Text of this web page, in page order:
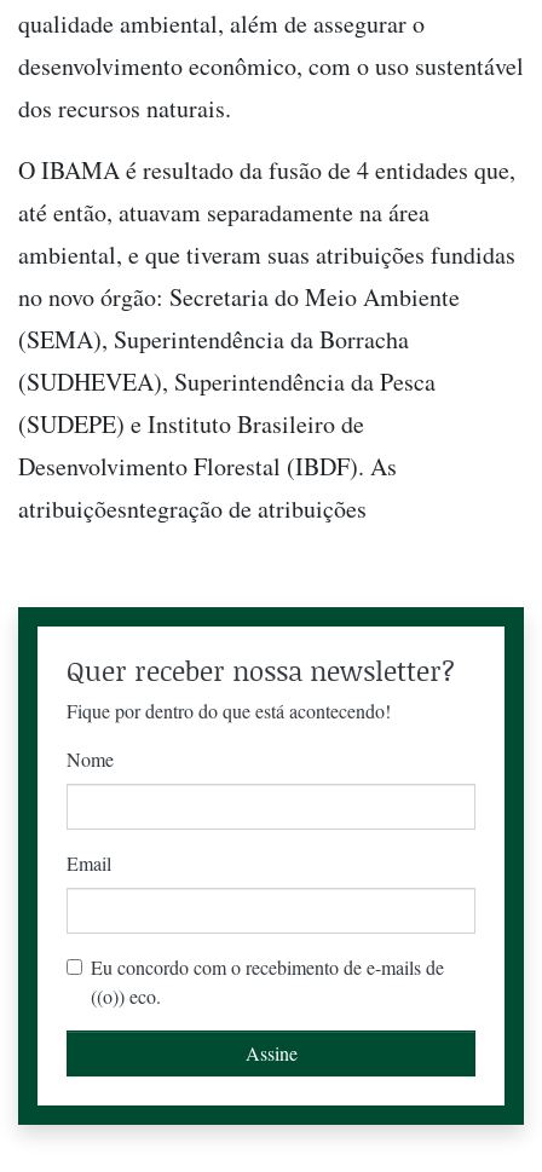
qualidade ambiental, além de assegurar o
desenvolvimento econômico, com o uso sustentável
dos recursos naturais.
O IBAMA é resultado da fusão de 4 entidades que,
até então, atuavam separadamente na área
ambiental, e que tiveram suas atribuições fundidas
no novo órgão: Secretaria do Meio Ambiente
(SEMA), Superintendência da Borracha
(SUDHEVEA), Superintendência da Pesca
(SUDEPE) e Instituto Brasileiro de
Desenvolvimento Florestal (IBDF). As
atribuiçõesntegração de atribuições
Quer receber nossa newsletter?
Fique por dentro do que está acontecendo!
Nome
Email
Eu concordo com o recebimento de e-mails de
((o)) eco.